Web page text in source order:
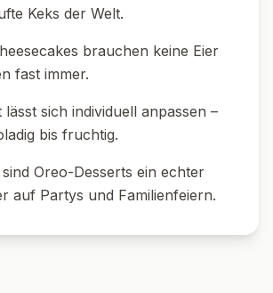
Keks der Welt.
brauchen keine Eier
fast immer.
lässt sich individuell anpassen –
bis fruchtig.
Oreo-Desserts ein echter
auf Partys und Familienfeiern.